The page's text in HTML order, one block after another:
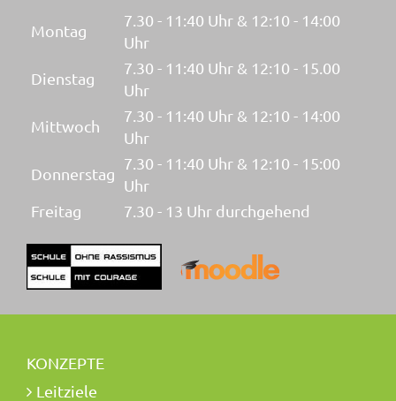
Montag
7.30 - 11:40 Uhr & 12:10 - 14:00
Uhr
Dienstag
7.30 - 11:40 Uhr & 12:10 - 15.00
Uhr
Mittwoch
7.30 - 11:40 Uhr & 12:10 - 14:00
Uhr
Donnerstag
7.30 - 11:40 Uhr & 12:10 - 15:00
Uhr
Freitag
7.30 - 13 Uhr durchgehend
KONZEPTE
Leitziele